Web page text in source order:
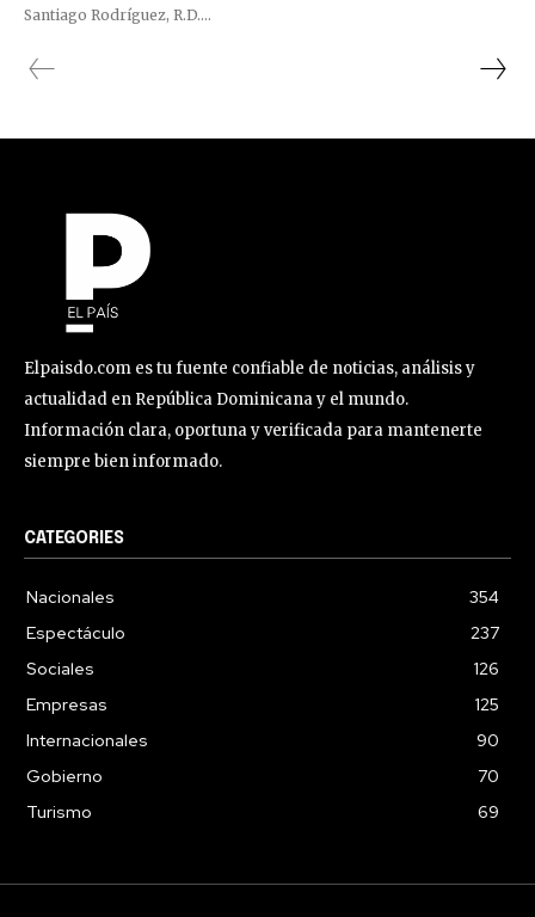
Santiago Rodríguez, R.D....
Elpaisdo.com es tu fuente confiable de noticias, análisis y
actualidad en República Dominicana y el mundo.
Información clara, oportuna y verificada para mantenerte
siempre bien informado.
CATEGORIES
Nacionales
354
Espectáculo
237
Sociales
126
Empresas
125
Internacionales
90
Gobierno
70
Turismo
69